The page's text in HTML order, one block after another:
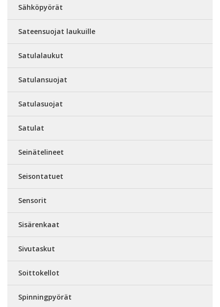
Sähköpyörät
Sateensuojat laukuille
Satulalaukut
Satulansuojat
Satulasuojat
Satulat
Seinätelineet
Seisontatuet
Sensorit
Sisärenkaat
Sivutaskut
Soittokellot
Spinningpyörät